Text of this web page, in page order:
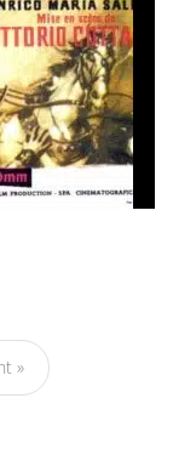
»